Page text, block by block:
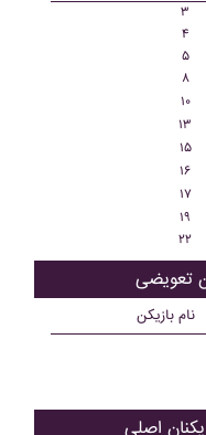
۳
۴
۵
۸
۱۰
۱۳
۱۵
۱۶
۱۷
۱۹
۲۲
نام بازیکن